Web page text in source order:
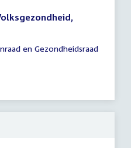
en Gezondheidsraad